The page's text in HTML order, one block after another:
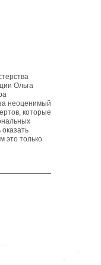
Ольга
неоценимый
которые
это только